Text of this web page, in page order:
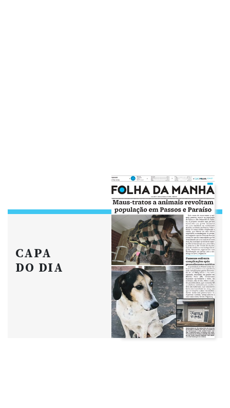
CAPA
DO DIA